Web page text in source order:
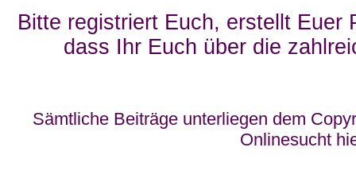
Bitte registriert Euch, erstellt Euer
dass Ihr Euch über die
Sämtliche Beiträge unterliegen dem
Onlinesucht